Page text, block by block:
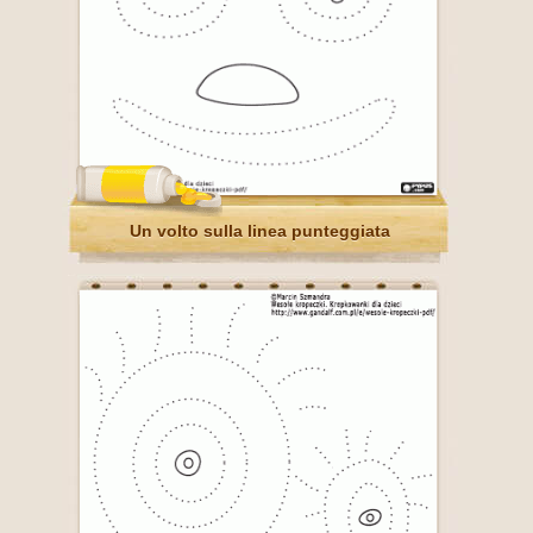
Un volto sulla linea punteggiata